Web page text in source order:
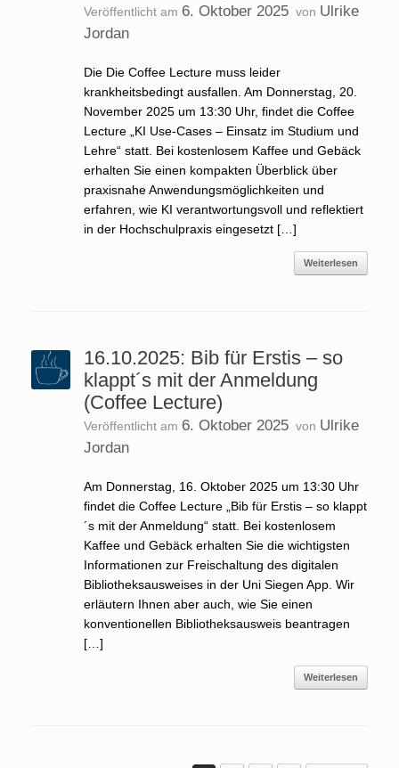
Veröffentlicht am 6. Oktober 2025 von Ulrike
Jordan
Die Die Coffee Lecture muss leider
krankheitsbedingt ausfallen. Am Donnerstag, 20.
November 2025 um 13:30 Uhr, findet die Coffee
Lecture „KI Use-Cases – Einsatz im Studium und
Lehre“ statt. Bei kostenlosem Kaffee und Gebäck
erhalten Sie einen kompakten Überblick über
praxisnahe Anwendungsmöglichkeiten und
erfahren, wie KI verantwortungsvoll und reflektiert
in der Hochschulpraxis eingesetzt […]
Weiterlesen
16.10.2025: Bib für Erstis – so
klappt´s mit der Anmeldung
(Coffee Lecture)
Veröffentlicht am 6. Oktober 2025 von Ulrike
Jordan
Am Donnerstag, 16. Oktober 2025 um 13:30 Uhr
findet die Coffee Lecture „Bib für Erstis – so klappt
´s mit der Anmeldung“ statt. Bei kostenlosem
Kaffee und Gebäck erhalten Sie die wichtigsten
Informationen zur Freischaltung des digitalen
Bibliotheksausweises in der Uni Siegen App. Wir
erläutern Ihnen aber auch, wie Sie einen
konventionellen Bibliotheksausweis beantragen
[…]
Weiterlesen